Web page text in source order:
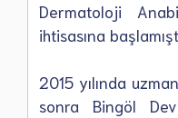
Dermatoloji
ihtisasına
2015 yılında
sonra Bingöl